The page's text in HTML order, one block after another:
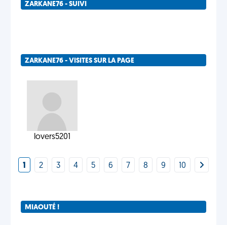
ZARKANE76 - SUIVI
ZARKANE76 - VISITES SUR LA PAGE
lovers5201
1 2 3 4 5 6 7 8 9 10
MIAOUTÉ !